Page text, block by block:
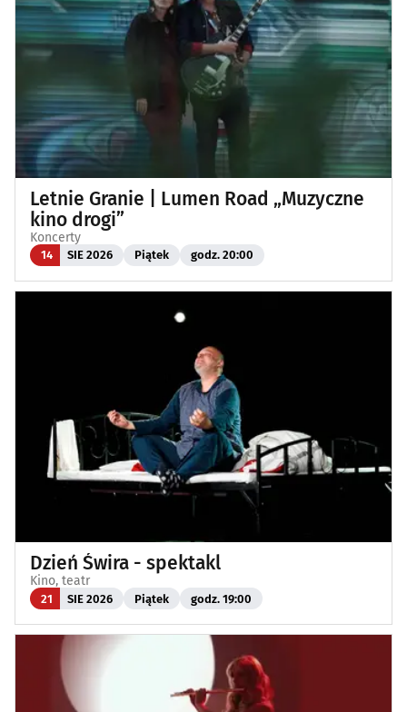
Letnie Granie | Lumen Road „Muzyczne
kino drogi”
Koncerty
14 SIE 2026 Piątek godz. 20:00
Dzień Świra - spektakl
Kino, teatr
21 SIE 2026 Piątek godz. 19:00